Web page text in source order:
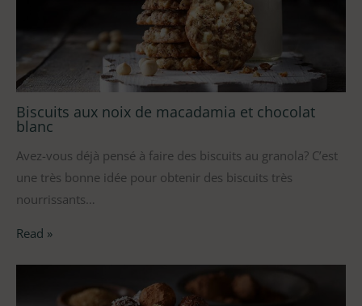
Biscuits aux noix de macadamia et chocolat
blanc
Avez-vous déjà pensé à faire des biscuits au granola? C’est
une très bonne idée pour obtenir des biscuits très
nourrissants…
Read »